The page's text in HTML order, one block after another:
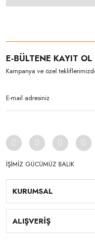
E-BÜLTENE KAYIT OL
Kampanya ve özel
İŞİMİZ GÜCÜMÜZ BALIK
KURUMSAL
ALIŞVERİŞ